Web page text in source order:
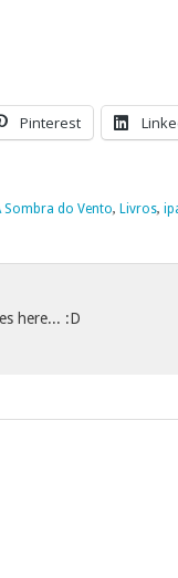
Pinterest
Sombra do Vento, Livros,
here... :D